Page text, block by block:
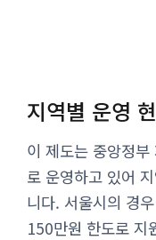
지역별 운영
이 제도는 중앙정
로 운영하고 있어
니다. 서울시의 경
150만원 한도로 지